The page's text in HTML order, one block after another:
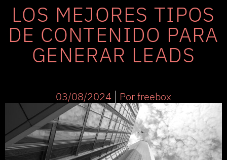
LOS MEJORES TIPOS
DE CONTENIDO PARA
GENERAR LEADS
03/08/2024 Porfreebox